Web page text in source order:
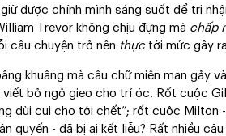
được chính mình sáng suốt để tri
Trevor không chịu đựng mà chấp
câu chuyện trở nên thựctới mức gây
khuâng mà câu chữ miên man gảy
viết bỏ ngỏ gieo cho trí óc. Rốt cuộc
dùi cui cho tới chết”; rốt cuộc Milton
quyến - đã bị ai kết liễu? Rất nhiều